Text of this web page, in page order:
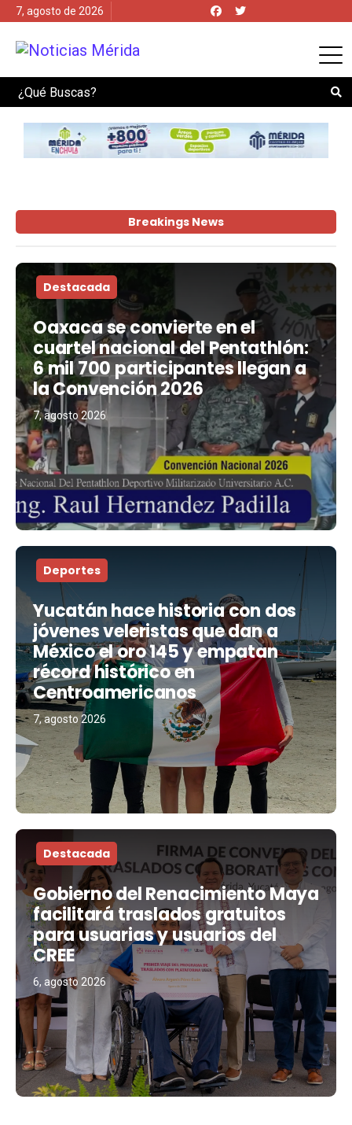
7, agosto de 2026
Search
Breakings News
Destacada
Oaxaca se convierte en el
cuartel nacional del Pentathlón:
6 mil 700 participantes llegan a
la Convención 2026
7, agosto 2026
Deportes
Yucatán hace historia con dos
jóvenes veleristas que dan a
México el oro 145 y empatan
récord histórico en
Centroamericanos
7, agosto 2026
Destacada
Gobierno del Renacimiento Maya
facilitará traslados gratuitos
para usuarias y usuarios del
CREE
6, agosto 2026